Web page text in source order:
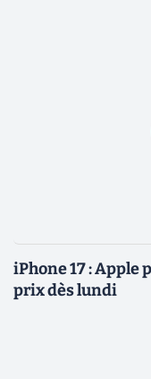
iPhone 17 : Apple
prix dès lundi